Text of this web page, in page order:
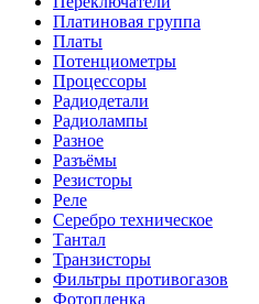
Платиновая группа
Платы
Потенциометры
Процессоры
Радиодетали
Радиолампы
Разное
Разъёмы
Резисторы
Реле
Серебро техническое
Тантал
Транзисторы
Фильтры противогазов
Фотопленка